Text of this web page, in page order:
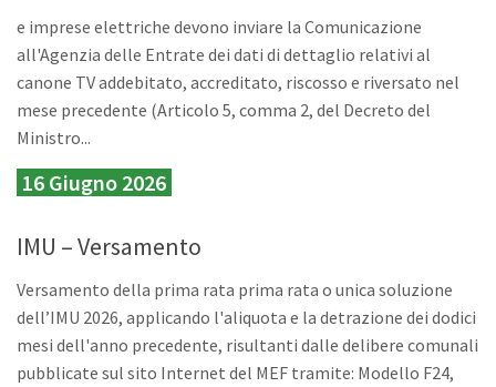
e imprese elettriche devono inviare la Comunicazione
all'Agenzia delle Entrate dei dati di dettaglio relativi al
canone TV addebitato, accreditato, riscosso e riversato nel
mese precedente (Articolo 5, comma 2, del Decreto del
Ministro...
16 Giugno 2026
IMU – Versamento
Versamento della prima rata prima rata o unica soluzione
dell’IMU 2026, applicando l'aliquota e la detrazione dei dodici
mesi dell'anno precedente, risultanti dalle delibere comunali
pubblicate sul sito Internet del MEF tramite: Modello F24,